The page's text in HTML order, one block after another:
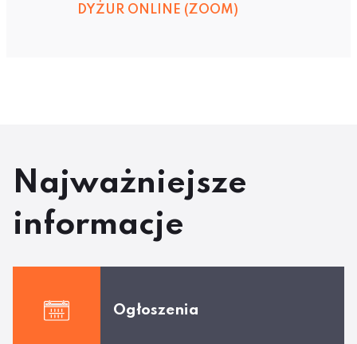
DYŻUR ONLINE (ZOOM)
Najważniejsze
informacje
Ogłoszenia